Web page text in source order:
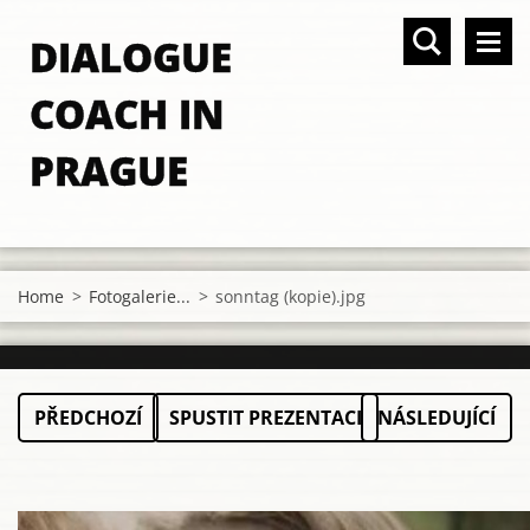
DIALOGUE
COACH IN
PRAGUE
Home > Fotogalerie... > sonntag (kopie).jpg
PŘEDCHOZÍ SPUSTIT PREZENTACI NÁSLEDUJÍCÍ